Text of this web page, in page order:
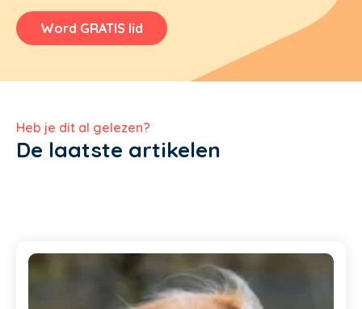
Word GRATIS lid
Heb je dit al gelezen?
De laatste artikelen